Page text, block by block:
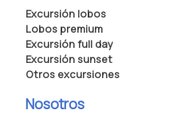
Excursión lobos
Lobos premium
Excursión full day
Excursión sunset
Otros excursiones
Nosotros